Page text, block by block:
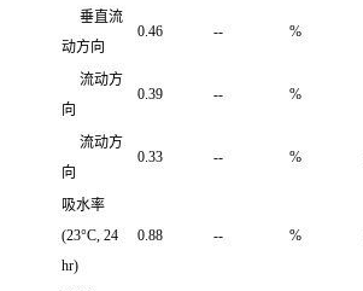
垂直流
动方向
0.46 -- %
流动方
向
0.39 -- %
流动方
向
0.33 -- %
吸水率
(23°C, 24
hr)
0.88 -- %